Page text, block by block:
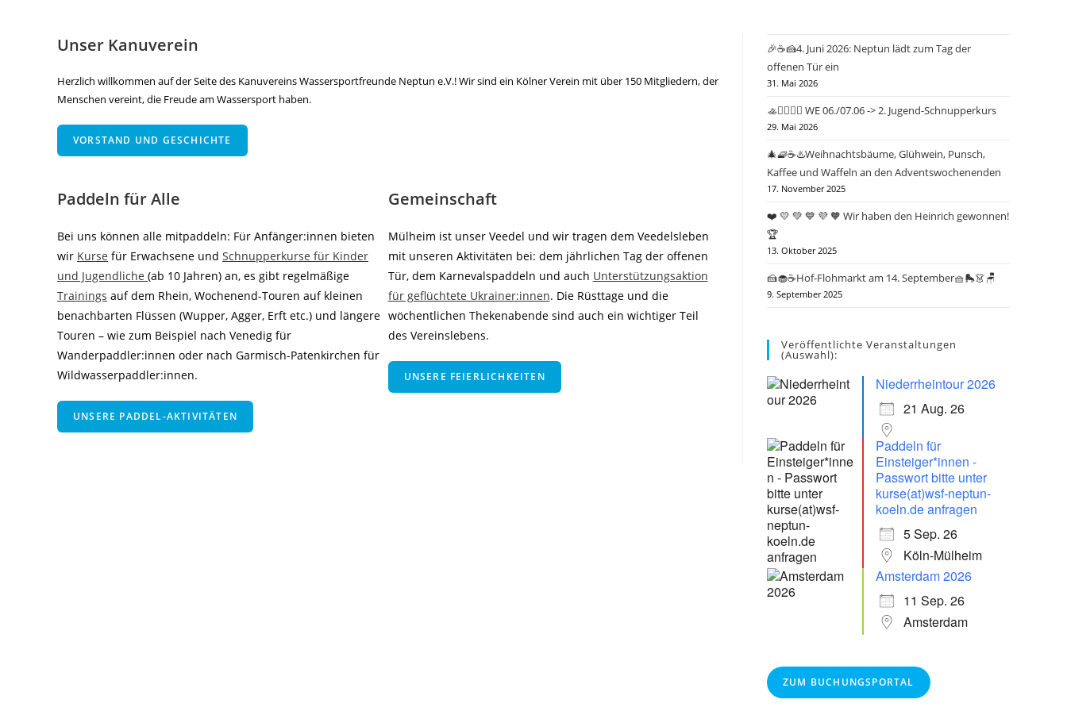
Unser Kanuverein
Herzlich willkommen auf der Seite des Kanuvereins Wassersportfreunde Neptun e.V.! Wir sind ein Kölner Verein mit über 150 Mitgliedern, der
Menschen vereint, die Freude am Wassersport haben.
VORSTAND UND GESCHICHTE
Paddeln für Alle
Bei uns können alle mitpaddeln: Für Anfänger:innen bieten
wir Kurse für Erwachsene und Schnupperkurse für Kinder
und Jugendliche (ab 10 Jahren) an, es gibt regelmäßige
Trainings auf dem Rhein, Wochenend-Touren auf kleinen
benachbarten Flüssen (Wupper, Agger, Erft etc.) und längere
Touren – wie zum Beispiel nach Venedig für
Wanderpaddler:innen oder nach Garmisch-Patenkirchen für
Wildwasserpaddler:innen.
UNSERE PADDEL-AKTIVITÄTEN
Gemeinschaft
Mülheim ist unser Veedel und wir tragen dem Veedelsleben
mit unseren Aktivitäten bei: dem jährlichen Tag der offenen
Tür, dem Karnevalspaddeln und auch Unterstützungsaktion
für geflüchtete Ukrainer:innen. Die Rüsttage und die
wöchentlichen Thekenabende sind auch ein wichtiger Teil
des Vereinslebens.
UNSERE FEIERLICHKEITEN
🎉☕🍰4. Juni 2026: Neptun lädt zum Tag der
offenen Tür ein
31. Mai 2026
🚣🤽‍♂️🏄‍♀️ WE 06./07.06 -> 2. Jugend-Schnupperkurs
29. Mai 2026
🎄🧇☕♨️Weihnachtsbäume, Glühwein, Punsch,
Kaffee und Waffeln an den Adventswochenenden
17. November 2025
❤️ 💛 💚 💙 💜 🧡 Wir haben den Heinrich gewonnen!
🏆
13. Oktober 2025
🍰🧁☕Hof-Flohmarkt am 14. September🧺🛼👗🪑
9. September 2025
Veröffentlichte Veranstaltungen
(Auswahl):
Niederrheintour 2026
21 Aug. 26
Paddeln für
Einsteiger*innen -
Passwort bitte unter
kurse(at)wsf-neptun-
koeln.de anfragen
5 Sep. 26
Köln-Mülheim
Amsterdam 2026
11 Sep. 26
Amsterdam
ZUM BUCHUNGSPORTAL